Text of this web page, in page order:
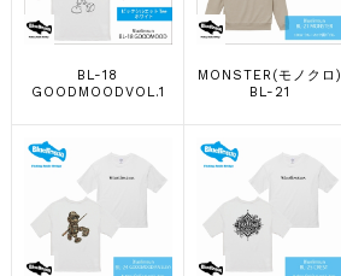
BL-18
GOODMOODVOL.1
MONSTER(モノクロ)
BL-21